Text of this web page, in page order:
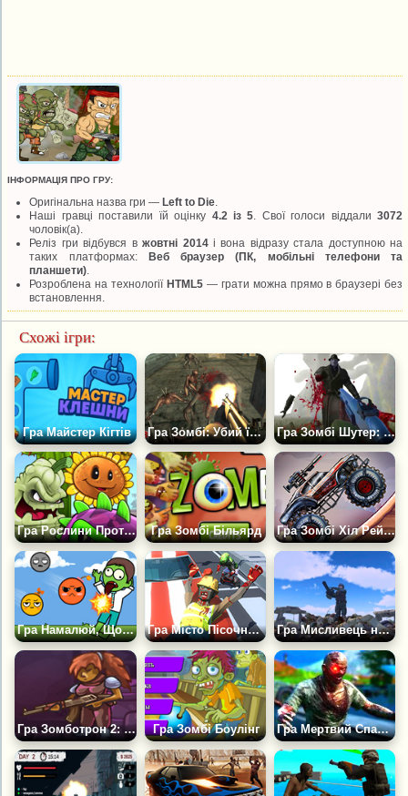
ІНФОРМАЦІЯ ПРО ГРУ:
Оригінальна назва гри —Left to Die
Наші гравці поставили їй оцінку 4.2 із 5 . Свої голоси віддали3072
чоловік(а).
Реліз гри відбувся вжовтні 2014і вона відразу стала доступною на
таких платформах: Веб браузер (ПК, мобільні телефони та
планшети)
Розроблена на технології HTML5— грати можна прямо в браузері без
встановлення.
Схожі ігри:
Гра Майстер Кігтів Гра Зомбі: Убий їх усіх 3 Гра Зомбі Шутер: Знищ усіх Зомбі
Гра Рослини Проти Зомбі: Оригінал Гра Зомбі Більярд Гра Зомбі Хіл Рейсинг
Гра Намалюй, Щоб Розбити Зомбі Гра Місто Пісочниця: Тачки, Зомбі, Грязьові Ляльки! Гра Мисливець на Нежить: Убий Більше Всіх
Гра Зомботрон 2: Машина Часу Гра Зомбі Боулінг Гра Мертвий Спалах